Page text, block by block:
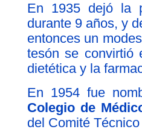
En 1935 dejó la
durante 9 años, y
entonces un
tesón se convirtió
dietética y la
En 1954 fue
Colegio de
del Comité